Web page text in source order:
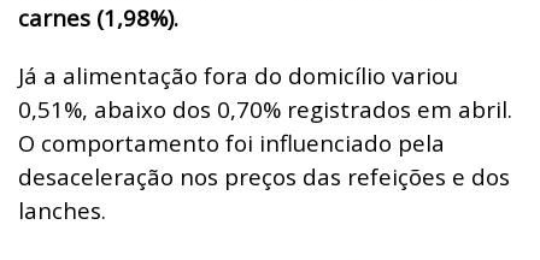
carnes (1,98%).
Já a alimentação fora do domicílio variou
0,51%, abaixo dos 0,70% registrados em abril.
O comportamento foi influenciado pela
desaceleração nos preços das refeições e dos
lanches.